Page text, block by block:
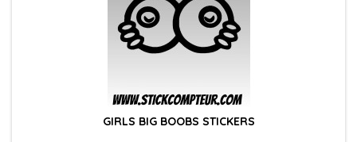
GIRLS BIG BOOBS STICKERS